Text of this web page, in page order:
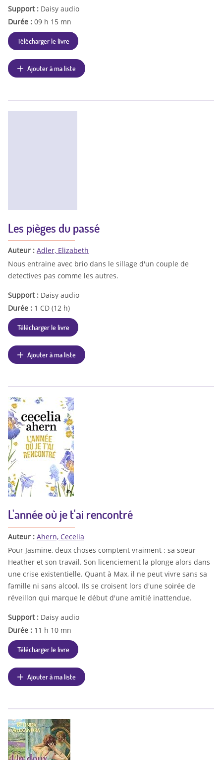
Support : Daisy audio
Durée : 09 h 15 mn
Télécharger le livre
Ajouter à ma liste
Les pièges du passé
Auteur : Adler, Elizabeth
Nous entraine avec brio dans le sillage d'un couple de
detectives pas comme les autres.
Support : Daisy audio
Durée : 1 CD (12 h)
Télécharger le livre
Ajouter à ma liste
L'année où je t'ai rencontré
Auteur : Ahern, Cecelia
Pour Jasmine, deux choses comptent vraiment : sa soeur
Heather et son travail. Son licenciement la plonge alors dans
une crise existentielle. Quant à Max, il ne peut vivre sans sa
famille ni sans alcool. Ils se croisent lors d'une soirée de
réveillon qui marque le début d'une amitié inattendue.
Support : Daisy audio
Durée : 11 h 10 mn
Télécharger le livre
Ajouter à ma liste